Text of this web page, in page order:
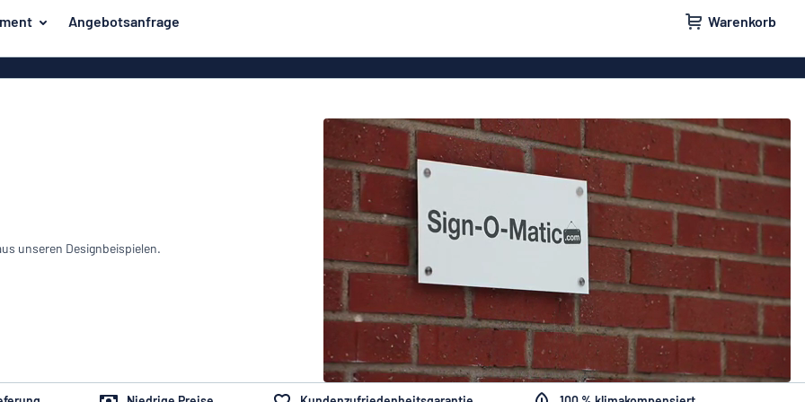
Angebotsanfrage Warenkorb
Hausschilder Türschilder
Strassenschilder Parkplatzschilder
Aufkleber Magnetschilder
Briefkastenschilder Klingelschilder
unseren Designbeispielen.